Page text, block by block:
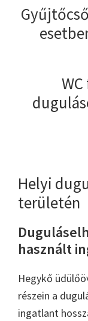
Helyi
területén
használt
Hegykő
részein a
ingatlant